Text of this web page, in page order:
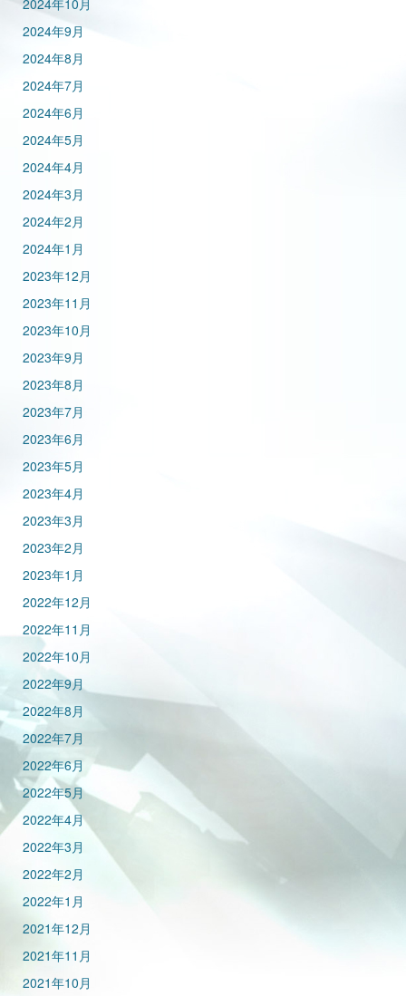
2024年10月
2024年9月
2024年8月
2024年7月
2024年6月
2024年5月
2024年4月
2024年3月
2024年2月
2024年1月
2023年12月
2023年11月
2023年10月
2023年9月
2023年8月
2023年7月
2023年6月
2023年5月
2023年4月
2023年3月
2023年2月
2023年1月
2022年12月
2022年11月
2022年10月
2022年9月
2022年8月
2022年7月
2022年6月
2022年5月
2022年4月
2022年3月
2022年2月
2022年1月
2021年12月
2021年11月
2021年10月